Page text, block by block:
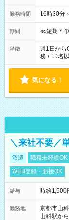
勤務時間 16時30分
期間 ≪短期＊
特徴 週1日から
務 / 10名
気になる！
＼来社不要／
派遣 職種未経験OK
WEB登録・面接OK
給与 時給1,500
勤務地
京都市山
山科駅か